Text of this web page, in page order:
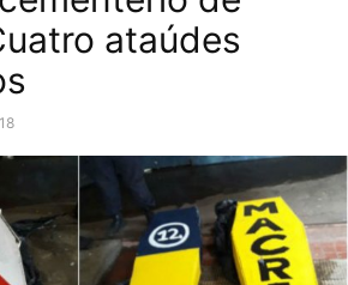
ataúdes